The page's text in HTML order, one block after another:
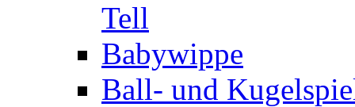
Tell
Babywippe
Ball- und